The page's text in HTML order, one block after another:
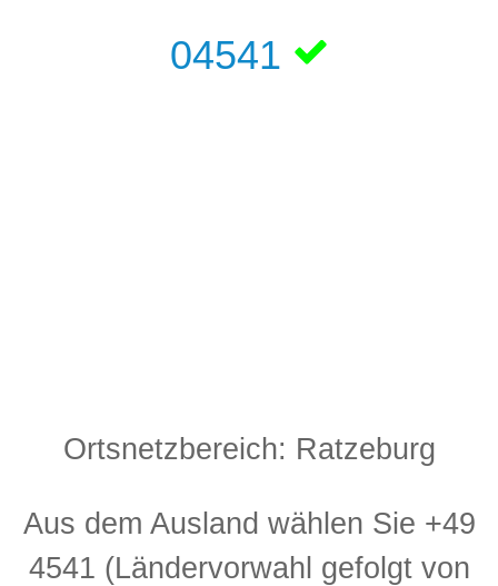
04541
Ortsnetzbereich: Ratzeburg
Aus dem Ausland wählen Sie +49
4541 (Ländervorwahl gefolgt von